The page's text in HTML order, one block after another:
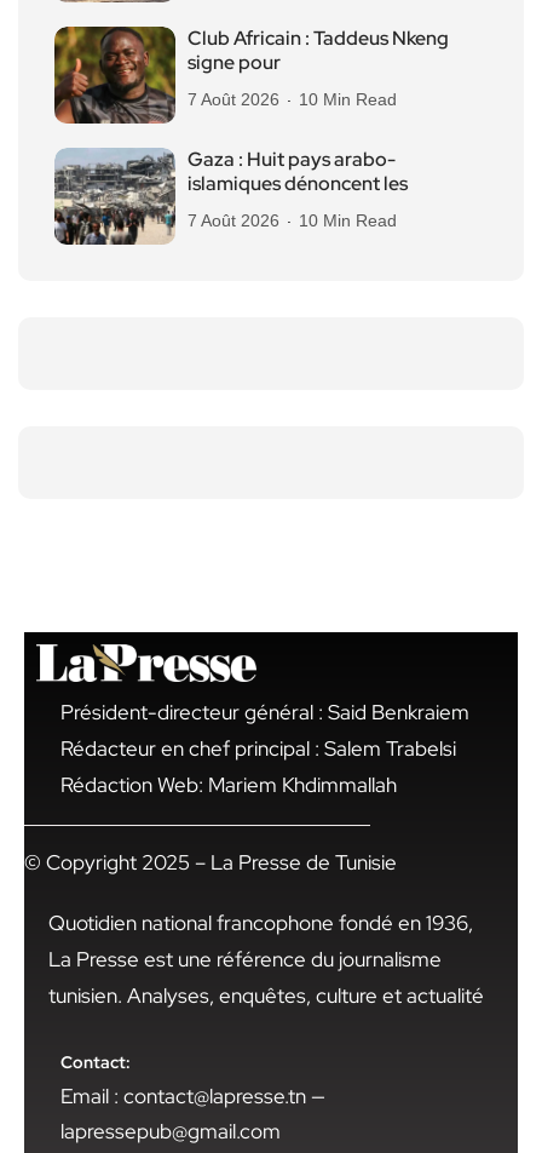
Club Africain : Taddeus Nkeng
signe pour
7 Août 2026 10 Min Read
Gaza : Huit pays arabo-
islamiques dénoncent les
7 Août 2026 10 Min Read
Président-directeur général : Said Benkraiem
Rédacteur en chef principal : Salem Trabelsi
Rédaction Web: Mariem Khdimmallah
© Copyright 2025 – La Presse de Tunisie
Quotidien national francophone fondé en 1936,
La Presse est une référence du journalisme
tunisien. Analyses, enquêtes, culture et actualité
Contact:
Email : contact@lapresse.tn —
lapressepub@gmail.com